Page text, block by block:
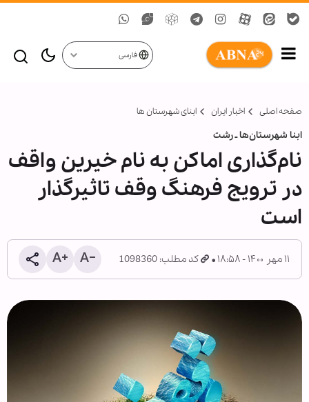
فارسی
صفحه اصلی اخبار ایران ابنای شهرستان ها
ابنا شهرستان‌ها ـ رشت
نام‌گذاری اماکن به نام خیرین واقف
در ترویج فرهنگ وقف تاثیرگذار
است
۱۱ مهر ۱۴۰۰ - ۱۸:۵۸ کد مطلب: 1098360